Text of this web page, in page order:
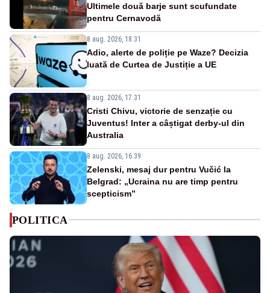
Ultimele două barje sunt scufundate
pentru Cernavodă
8 aug. 2026, 18:31
Adio, alerte de poliție pe Waze? Decizia
luată de Curtea de Justiție a UE
8 aug. 2026, 17:31
Cristi Chivu, victorie de senzație cu
Juventus! Inter a câștigat derby-ul din
Australia
8 aug. 2026, 16:39
Zelenski, mesaj dur pentru Vučić la
Belgrad: „Ucraina nu are timp pentru
scepticism”
POLITICA